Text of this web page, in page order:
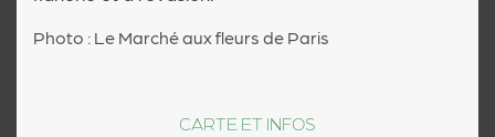
Photo : Le Marché aux fleurs de Paris
CARTE ET INFOS